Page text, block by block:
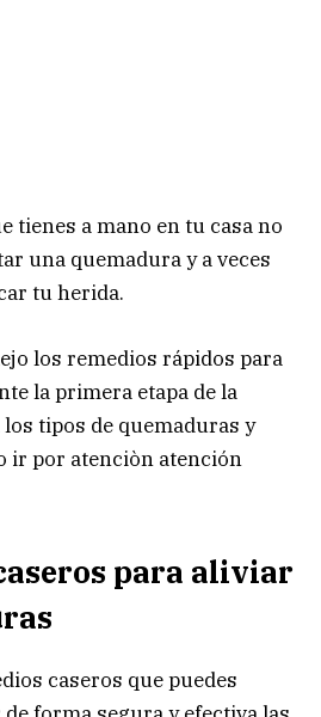
tienes a mano en tu casa no
una quemadura y a veces
tu herida.
los remedios rápidos para
la primera etapa de la
tipos de quemaduras y
ir por atenciòn atención
para aliviar
caseros que puedes